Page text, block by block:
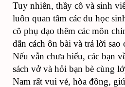
Tuy nhiên, thầy cô và sinh
luôn quan tâm các du học
cô phụ đạo thêm các môn
dẫn cách ôn bài và trả lời
Nếu vẫn chưa hiểu, các bạn
sách vở và hỏi bạn bè cùng
Nam rất vui vẻ, hòa đồng,